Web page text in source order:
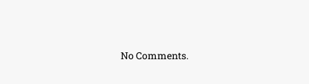
No Comments.